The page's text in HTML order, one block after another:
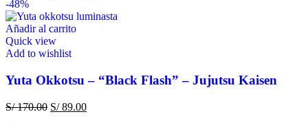
-48%
Añadir al carrito
Quick view
Add to wishlist
Yuta Okkotsu – “Black Flash” – Jujutsu Kaisen
S/170.00 S/89.00